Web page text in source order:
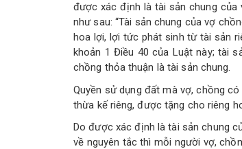
được xác định là tài sản chung của
như sau: “Tài sản chung của vợ
hoa lợi, lợi tức phát sinh từ tài sản
khoản 1 Điều 40 của Luật này; tài
chồng thỏa thuận là tài sản chung.
Quyền sử dụng đất mà vợ, chồng
thừa kế riêng, được tặng cho riêng
Do được xác định là tài sản chung
về nguyên tắc thì mỗi người vợ,